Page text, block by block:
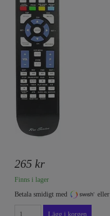
265 kr
Finns i lager
Betala smidigt med
eller